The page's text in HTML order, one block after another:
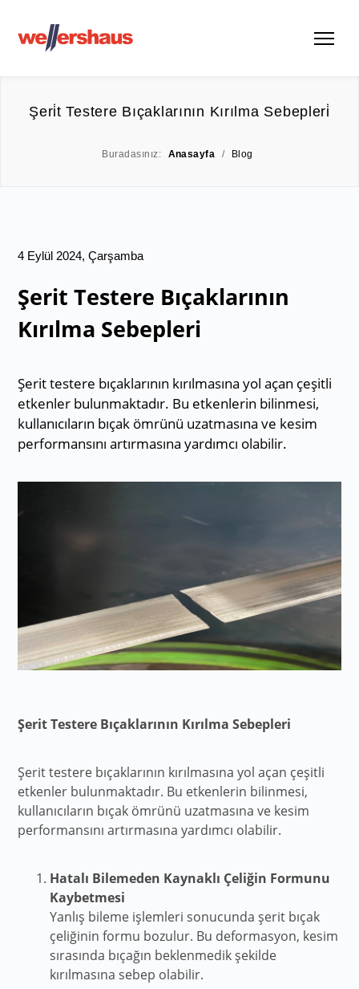
Şeri̇t Testere Bıçaklarının Kırılma Sebepleri̇
Buradasınız: Anasayfa / Blog
4 Eylül 2024, Çarşamba
Şerit Testere Bıçaklarının
Kırılma Sebepleri
Şerit testere bıçaklarının kırılmasına yol açan çeşitli
etkenler bulunmaktadır. Bu etkenlerin bilinmesi,
kullanıcıların bıçak ömrünü uzatmasına ve kesim
performansını artırmasına yardımcı olabilir.
Şerit Testere Bıçaklarının Kırılma Sebepleri
Şerit testere bıçaklarının kırılmasına yol açan çeşitli
etkenler bulunmaktadır. Bu etkenlerin bilinmesi,
kullanıcıların bıçak ömrünü uzatmasına ve kesim
performansını artırmasına yardımcı olabilir.
Hatalı Bilemeden Kaynaklı Çeliğin Formunu
Kaybetmesi
Yanlış bileme işlemleri sonucunda şerit bıçak
çeliğinin formu bozulur. Bu deformasyon, kesim
sırasında bıçağın beklenmedik şekilde
kırılmasına sebep olabilir.